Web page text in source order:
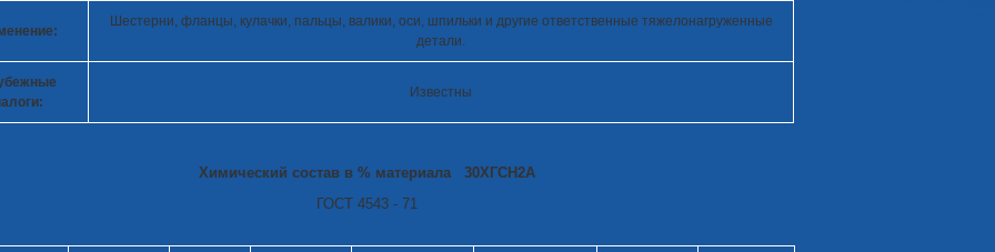
Шестерни, фланцы, кулачки, пальцы, валики, оси, шпильки и другие ответственные тяжелонагруженные
детали.
Известны
Химический состав в % материала 30ХГСН2А
ГОСТ 4543 - 71